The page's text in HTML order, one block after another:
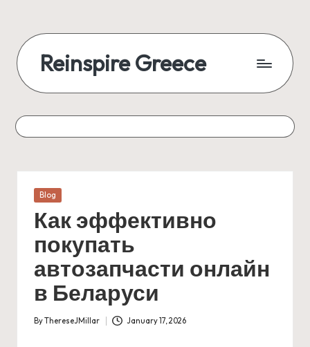
Reinspire Greece
Posted
Blog
Как эффективно
покупать
автозапчасти онлайн
в Беларуси
Posted
ByThereseJMillar January 17, 2026